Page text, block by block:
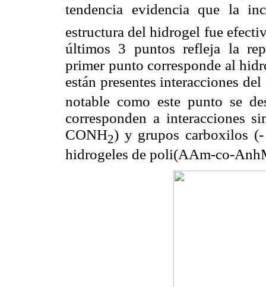
tendencia evidencia que la
estructura del hidrogel fue
últimos 3 puntos refleja la
primer punto corresponde al
están presentes interacciones
notable como este punto se
corresponden a interacciones
CONH2) y grupos carboxilos (-
hidrogeles de poli(AAm-co-